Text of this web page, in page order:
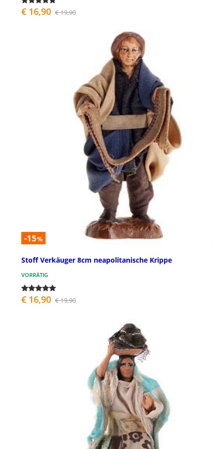
€ 16,90 € 19,90
-15%
Stoff Verkäuger 8cm neapolitanische Krippe
VORRÄTIG
€ 16,90 € 19,90